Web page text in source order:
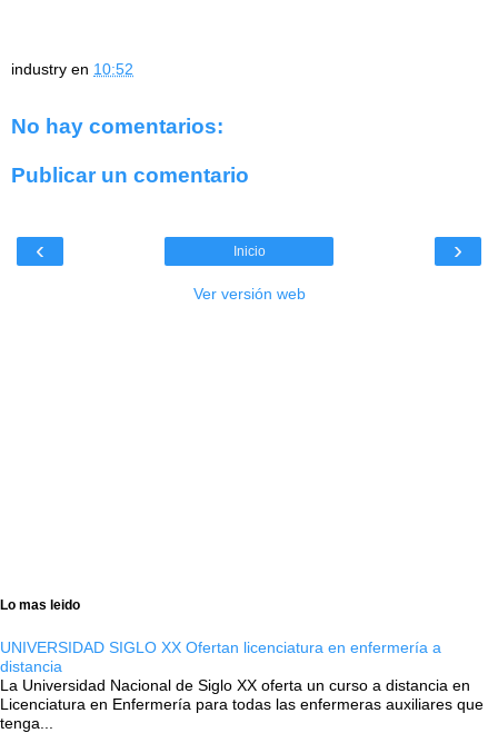
industry en 10:52
No hay comentarios:
Publicar un comentario
‹ ›
Inicio
Ver versión web
Lo mas leido
UNIVERSIDAD SIGLO XX Ofertan licenciatura en enfermería a
distancia
La Universidad Nacional de Siglo XX oferta un curso a distancia en
Licenciatura en Enfermería para todas las enfermeras auxiliares que
tenga...